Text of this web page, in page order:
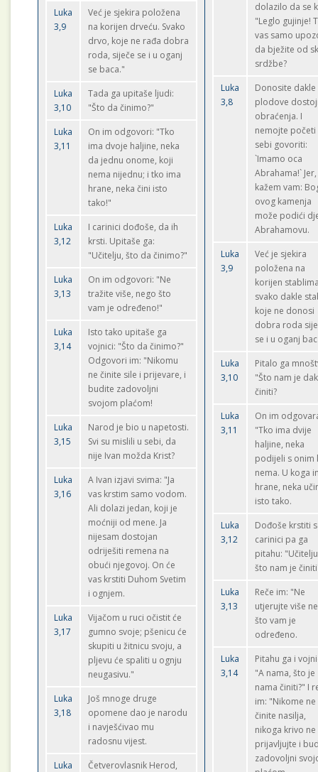
Luka
3,9
Već je sjekira položena
na korijen drveću. Svako
drvo, koje ne rađa dobra
roda, siječe se i u oganj
se baca."
Luka
3,10
Tada ga upitaše ljudi:
"Što da činimo?"
Luka
3,11
On im odgovori: "Tko
ima dvoje haljine, neka
da jednu onome, koji
nema nijednu; i tko ima
hrane, neka čini isto
tako!"
Luka
3,12
I carinici dođoše, da ih
krsti. Upitaše ga:
"Učitelju, što da činimo?"
Luka
3,13
On im odgovori: "Ne
tražite više, nego što
vam je određeno!"
Luka
3,14
Isto tako upitaše ga
vojnici: "Što da činimo?"
Odgovori im: "Nikomu
ne činite sile i prijevare, i
budite zadovoljni
svojom plaćom!
Luka
3,15
Narod je bio u napetosti.
Svi su mislili u sebi, da
nije Ivan možda Krist?
Luka
3,16
A Ivan izjavi svima: "Ja
vas krstim samo vodom.
Ali dolazi jedan, koji je
moćniji od mene. Ja
nijesam dostojan
odriješiti remena na
obući njegovoj. On će
vas krstiti Duhom Svetim
i ognjem.
Luka
3,17
Vijačom u ruci očistit će
gumno svoje; pšenicu će
skupiti u žitnicu svoju, a
pljevu će spaliti u ognju
neugasivu."
Luka
3,18
Još mnoge druge
opomene dao je narodu
i navješćivao mu
radosnu vijest.
Luka
Četverovlasnik Herod,
dolazilo da se
"Leglo gujinje!
vas samo
da bježite od
srdžbe?
Luka
3,8
Donosite dakle
plodove
obraćenja. I
nemojte početi
sebi govoriti:
`Imamo oca
Abrahama!` Jer,
kažem vam:
ovog kamenja
može podići
Abrahamovu.
Luka
3,9
Već je sjekira
položena na
korijen
svako dakle
koje ne donosi
dobra roda
se i u oganj
Luka
3,10
Pitalo ga
"Što nam je
činiti?
Luka
3,11
On im
"Tko ima dvije
haljine, neka
podijeli s onim
nema. U koga
hrane, neka
isto tako.
Luka
3,12
Dođoše krstiti
carinici pa ga
pitahu:
što nam je
Luka
3,13
Reče im: "Ne
utjerujte više
što vam je
određeno.
Luka
3,14
Pitahu ga i
"A nama, što je
nama činiti?" I
im: "Nikome ne
činite nasilja,
nikoga krivo ne
prijavljujte i
zadovoljni